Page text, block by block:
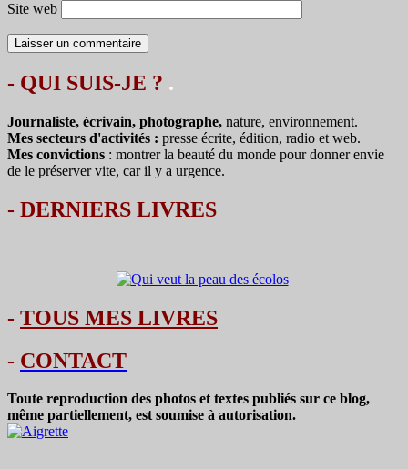
Site web
- QUI SUIS-JE ? .
Journaliste, écrivain, photographe, nature, environnement.
Mes secteurs d'activités : presse écrite, édition, radio et web.
Mes convictions : montrer la beauté du monde pour donner envie
de le préserver vite, car il y a urgence.
- DERNIERS LIVRES
- TOUS MES LIVRES
- CONTACT
Toute reproduction des photos et textes publiés sur ce blog,
même partiellement, est soumise à autorisation.